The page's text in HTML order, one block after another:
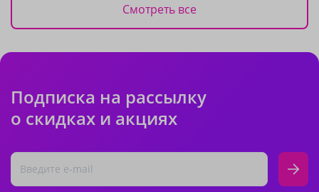
Смотреть все
Подписка на рассылку
о скидках и акциях